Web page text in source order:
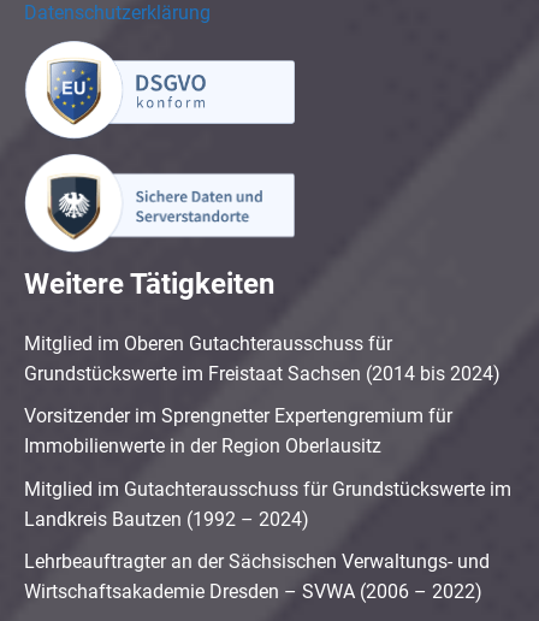
Datenschutzerklärung
Weitere Tätigkeiten
Mitglied im Oberen Gutachterausschuss für
Grundstückswerte im Freistaat Sachsen (2014 bis 2024)
Vorsitzender im Sprengnetter Expertengremium für
Immobilienwerte in der Region Oberlausitz
Mitglied im Gutachterausschuss für Grundstückswerte im
Landkreis Bautzen (1992 – 2024)
Lehrbeauftragter an der Sächsischen Verwaltungs- und
Wirtschaftsakademie Dresden – SVWA (2006 – 2022)